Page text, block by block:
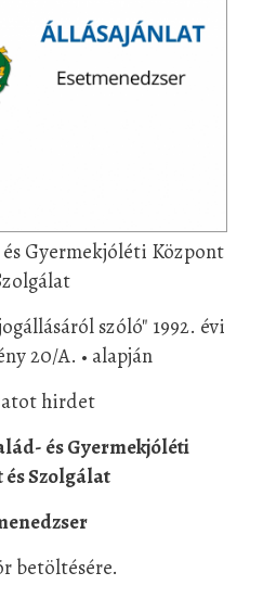
és Gyermekjóléti Központ
szóló" 1992. évi
20/A. • alapján
hirdet
és Gyermekjóléti
és Szolgálat
betöltésére.